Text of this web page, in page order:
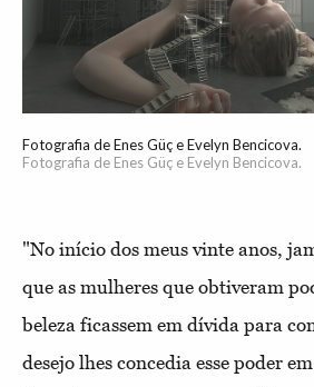
Fotografia de Enes Güç e Evelyn Bencicova.
Fotografia de Enes Güç e Evelyn Bencicova.
"No início dos meus vinte anos,
que as mulheres que obtiveram
beleza ficassem em dívida para
desejo lhes concedia esse poder